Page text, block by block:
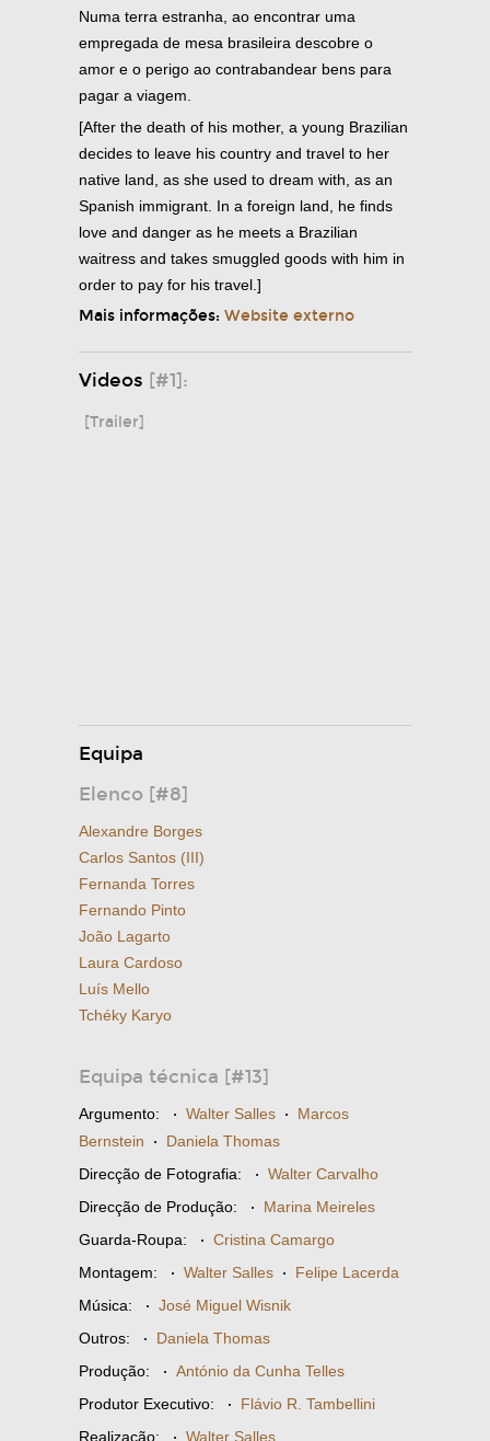
Numa terra estranha, ao encontrar uma
empregada de mesa brasileira descobre o
amor e o perigo ao contrabandear bens para
pagar a viagem.
[After the death of his mother, a young Brazilian
decides to leave his country and travel to her
native land, as she used to dream with, as an
Spanish immigrant. In a foreign land, he finds
love and danger as he meets a Brazilian
waitress and takes smuggled goods with him in
order to pay for his travel.]
Mais informações: Website externo
Videos [#1]:
[Trailer]
Equipa
Elenco [#8]
Alexandre Borges
Carlos Santos (III)
Fernanda Torres
Fernando Pinto
João Lagarto
Laura Cardoso
Luís Mello
Tchéky Karyo
Equipa técnica [#13]
Argumento: · Walter Salles · Marcos
Bernstein · Daniela Thomas
Direcção de Fotografia: · Walter Carvalho
Direcção de Produção: · Marina Meireles
Guarda-Roupa: · Cristina Camargo
Montagem: · Walter Salles · Felipe Lacerda
Música: · José Miguel Wisnik
Outros: · Daniela Thomas
Produção: · António da Cunha Telles
Produtor Executivo: · Flávio R. Tambellini
Realização: · Walter Salles